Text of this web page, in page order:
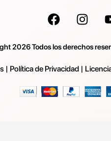
2026 Todos los derechos
| Política de Privacidad|